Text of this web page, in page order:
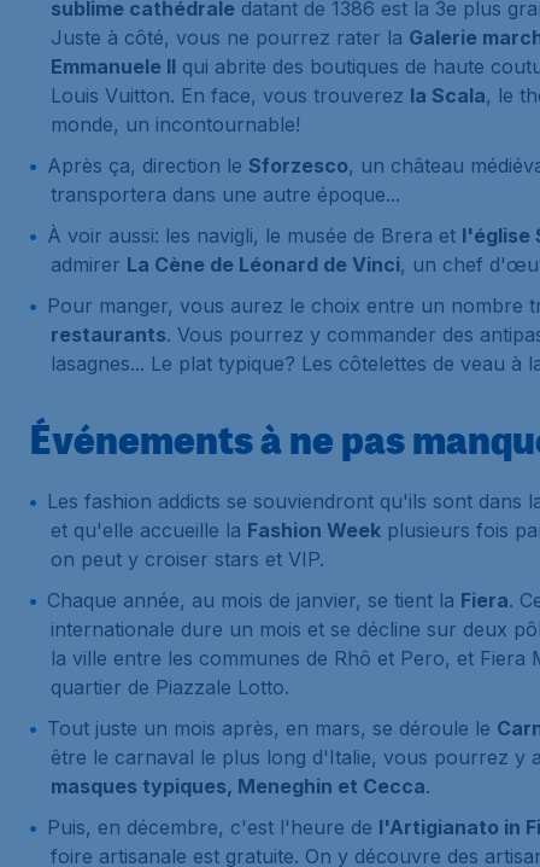
sublime cathédrale datant de 1386 est la 3e plus
Juste à côté, vous ne pourrez rater la Galerie
Emmanuele II qui abrite des boutiques de haute
Louis Vuitton. En face, vous trouverez la Scala, le
monde, un incontournable!
Après ça, direction le Sforzesco, un château
transportera dans une autre époque...
À voir aussi: les navigli, le musée de Brera et l'église
admirer La Cène de Léonard de Vinci, un chef
Pour manger, vous aurez le choix entre un nombre
restaurants. Vous pourrez y commander des
lasagnes... Le plat typique? Les côtelettes de veau à
Événements à ne pas
Les fashion addicts se souviendront qu'ils sont dans
et qu'elle accueille la Fashion Week plusieurs fois
on peut y croiser stars et VIP.
Chaque année, au mois de janvier, se tient la Fiera.
internationale dure un mois et se décline sur deux
la ville entre les communes de Rhô et Pero, et Fiera
quartier de Piazzale Lotto.
Tout juste un mois après, en mars, se déroule le
être le carnaval le plus long d'Italie, vous pourrez y
masques typiques, Meneghin et Cecca.
Puis, en décembre, c'est l'heure de l'Artigianato in
foire artisanale est gratuite. On y découvre des